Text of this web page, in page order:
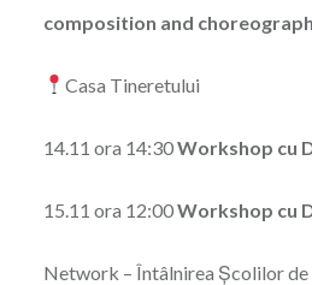
composition and
Casa Tineretului
14.11 ora 14:30Workshop cu
15.11 ora 12:00Workshop cu
Network – Întâlnirea Școlilor de